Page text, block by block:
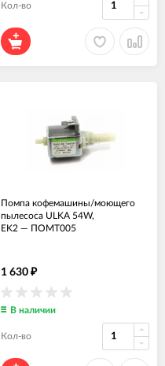
Кол-во
Помпа кофемашины/моющего
пылесоса ULKA 54W,
EK2 — ПОМТ005
1 630 ₽
В наличии
Кол-во